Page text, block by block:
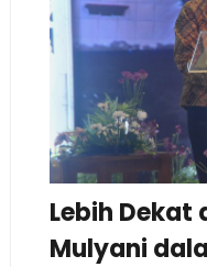
Lebih Dekat
Mulyani